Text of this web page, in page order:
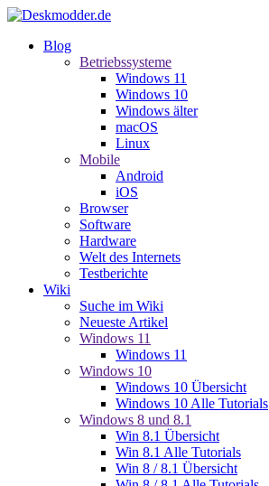
Blog
Betriebssysteme
Windows 11
Windows 10
Windows älter
macOS
Linux
Mobile
Android
iOS
Browser
Software
Hardware
Welt des Internets
Testberichte
Wiki
Suche im Wiki
Neueste Artikel
Windows 11
Windows 11
Windows 10
Windows 10 Übersicht
Windows 10 Alle Tutorials
Windows 8 und 8.1
Win 8.1 Übersicht
Win 8.1 Alle Tutorials
Win 8 / 8.1 Übersicht